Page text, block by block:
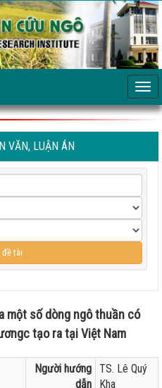
VĂN, LUẬN ÁN
một số dòng ngô thuần có
tạo ra tại Việt Nam
Người hướng
dẫn
TS. Lê Quý
Kha